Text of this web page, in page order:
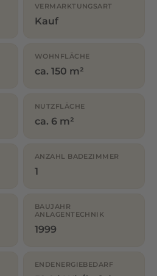
VERMARKTUNGSART
Kauf
WOHNFLÄCHE
ca. 150 m²
NUTZFLÄCHE
ca. 6 m²
ANZAHL BADEZIMMER
1
BAUJAHR
ANLAGENTECHNIK
1999
ENDENERGIEBEDARF